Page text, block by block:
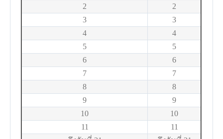
2
2
3
3
4
4
5
5
6
6
7
7
8
8
9
9
10
10
11
11